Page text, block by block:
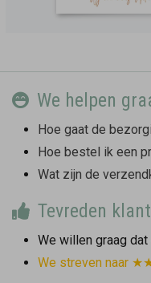
We helpen
Hoe gaat de
Hoe bestel ik een
Wat zijn de
Tevreden
We willen graag
We streven naar